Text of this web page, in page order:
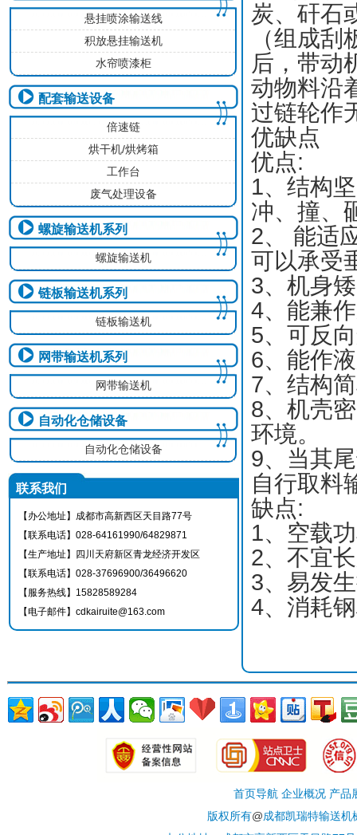
悬挂喷涂输送线
积放悬挂输送机
水帘喷漆柜
配套输送设备
倍速链
烘干机/烘烤箱
工作台
废气处理设备
螺旋输送机系列
螺旋输送机
链板输送机系列
链板输送机
网带输送机系列
网带输送机
自动化仓储设备
自动化仓储设备
联系我们
【办公地址】成都市高新西区天目路77号
【联系电话】028-64161990/64829871
【生产地址】四川天府新区青龙经济开发区
【联系电话】028-37696900/36496620
【服务热线】15828589284
【电子邮件】cdkairuite@163.com
炭、矸石
（组成
后，带动
动物料沿
过链轮作
优缺点
优点:
1、结构
冲、撞、
2、
能适
可以承受
3、机身
4、能兼
5、可反
6、能作
7、结构
8、机壳
环境。
9、当其
自行取料
缺点:
1、空载
2、不宜
3、易发
4、消耗
首页导航 企业概况 产品
版权所有@成都凯瑞特输送机